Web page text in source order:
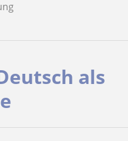
als